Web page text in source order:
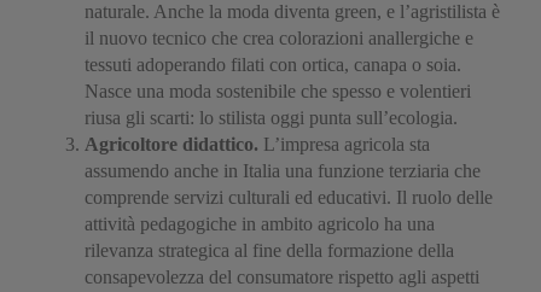
naturale. Anche la moda diventa green, e l’agristilista è
il nuovo tecnico che crea colorazioni anallergiche e
tessuti adoperando filati con ortica, canapa o soia.
Nasce una moda sostenibile che spesso e volentieri
riusa gli scarti: lo stilista oggi punta sull’ecologia.
Agricoltore didattico. L’impresa agricola sta
assumendo anche in Italia una funzione terziaria che
comprende servizi culturali ed educativi. Il ruolo delle
attività pedagogiche in ambito agricolo ha una
rilevanza strategica al fine della formazione della
consapevolezza del consumatore rispetto agli aspetti